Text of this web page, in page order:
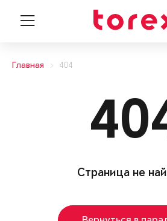
Главная 404
Страница не